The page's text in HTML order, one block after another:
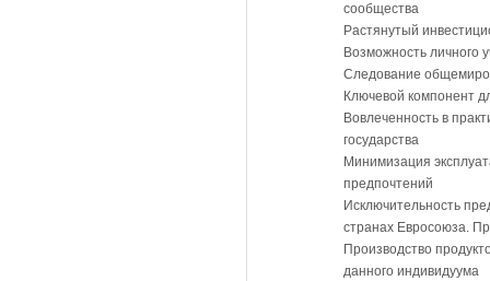
сообщества
Растянутый
Возможность личного
Следование
Ключевой компонент
Вовлеченность в
государства
Минимизация
предпочтений
Исключительность
странах Евросоюза.
Производство
данного индивидуума